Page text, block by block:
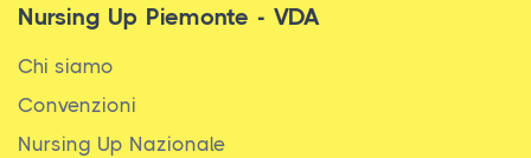
Nursing Up Piemonte - VDA
Chi siamo
Convenzioni
Nursing Up Nazionale